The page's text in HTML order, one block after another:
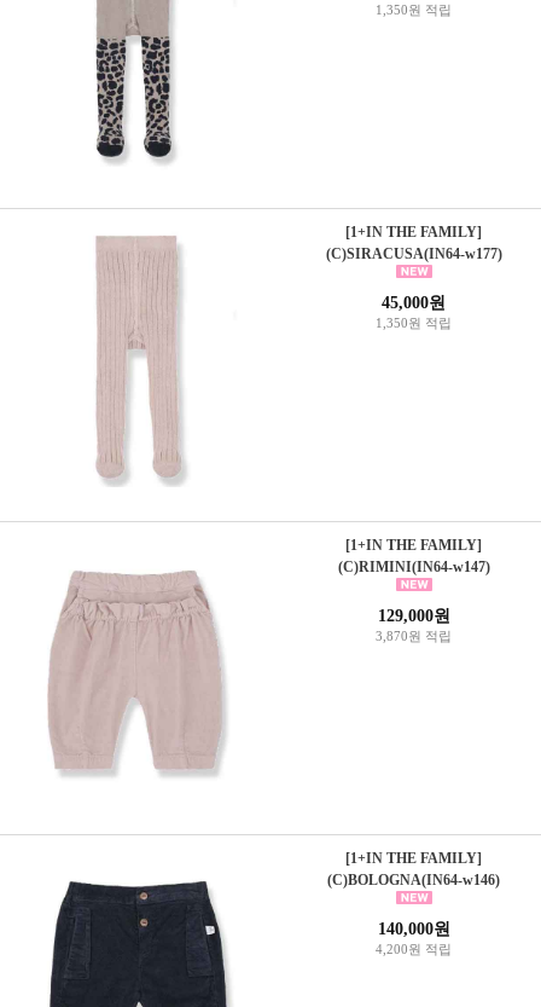
1,350원 적립
[1+IN THE FAMILY]
(C)SIRACUSA(IN64-w177)
45,000원
1,350원 적립
[1+IN THE FAMILY]
(C)RIMINI(IN64-w147)
129,000원
3,870원 적립
[1+IN THE FAMILY]
(C)BOLOGNA(IN64-w146)
140,000원
4,200원 적립